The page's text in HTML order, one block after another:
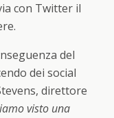
con Twitter il
del
dei social
direttore
visto una